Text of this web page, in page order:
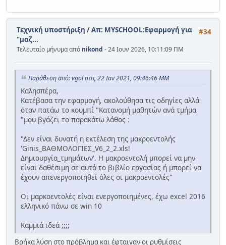
#34
Τεχνική υποστήριξη /Απ: MYSCHOOL:Εφαρμογή για
"μαζ...
Τελευταίο μήνυμα από nikond - 24 Ιουν 2026, 10:11:09 ΠΜ
Παράθεση από: vgol στις 22 Ιαν 2021, 09:46:46 ΜΜ
Καλησπέρα,
Κατέβασα την εφαρμογή, ακολούθησα τις οδηγίες αλλά
όταν πατάω το κουμπί "Κατανομή μαθητών ανά τμήμα
"μου βγάζει το παρακάτω λάθος :
"Δεν είναι δυνατή η εκτέλεση της μακροεντολής
'Ginis_ΒΑΘΜΟΛΟΓΙΕΣ_V6_2_2.xls!
Δημιουργία_τμημάτων'. Η μακροεντολή μπορεί να μην
είναι δαθέσιμη σε αυτό το βιβλίο εργασίας ή μπορεί να
έχουν απενεργοποιηθεί όλες οι μακροεντολές"
Οι μαρκοεντολές είναι ενεργοποιημένες, έχω excel 2016
ελληνικό πάνω σε win 10
Καμμιά ιδεά ;;;;
Βρήκα λύση στο πρόβλημα και έφταιγαν οι ρυθμίσεις